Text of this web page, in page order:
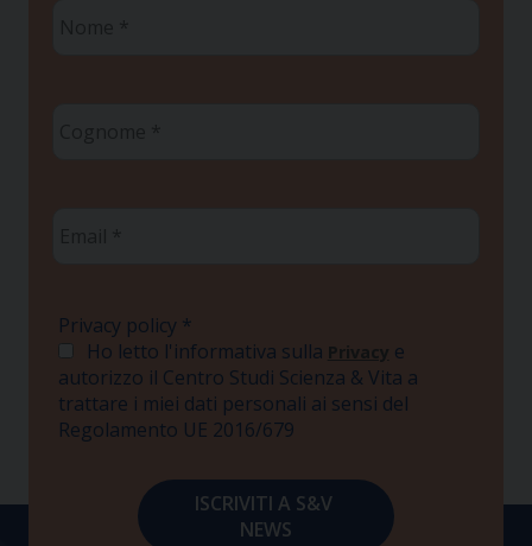
Privacy policy *
Ho letto l'informativa sulla Privacy e
autorizzo il Centro Studi Scienza & Vita a
trattare i miei dati personali ai sensi del
Regolamento UE 2016/679